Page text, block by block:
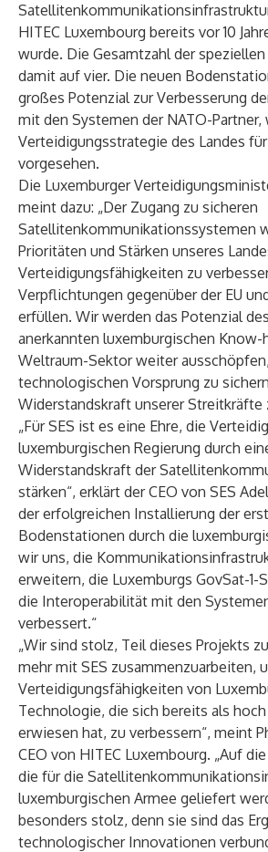
HITEC Luxembourg bereits vor 10
wurde. Die Gesamtzahl der
damit auf vier. Die neuen
großes Potenzial zur Verbesserung
mit den Systemen der NATO-Partner,
Verteidigungsstrategie des Landes
vorgesehen.
Die Luxemburger
meint dazu: „Der Zugang zu sicheren
Satellitenkommunikationssystemen
Prioritäten und Stärken unseres
Verteidigungsfähigkeiten zu
Verpflichtungen gegenüber der EU
erfüllen. Wir werden das Potenzial
anerkannten luxemburgischen Know-
Weltraum-Sektor weiter
technologischen Vorsprung zu
Widerstandskraft unserer Streitkräfte
„Für SES ist es eine Ehre, die
luxemburgischen Regierung durch
Widerstandskraft der
stärken“, erklärt der CEO von SES
der erfolgreichen Installierung der
Bodenstationen durch die
wir uns, die
erweitern, die Luxemburgs GovSat-1-
die Interoperabilität mit den
verbessert.“
„Wir sind stolz, Teil dieses Projekts
mehr mit SES zusammenzuarbeiten,
Verteidigungsfähigkeiten von
Technologie, die sich bereits als
erwiesen hat, zu verbessern“, meint
CEO von HITEC Luxembourg. „Auf
die für die
luxemburgischen Armee geliefert
besonders stolz, denn sie sind das
technologischer Innovationen